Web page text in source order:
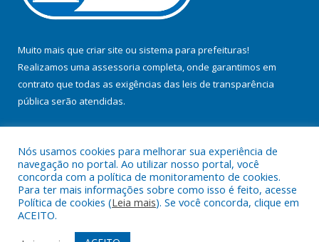
Muito mais que criar site ou sistema para prefeituras!
Realizamos uma assessoria completa, onde garantimos em
contrato que todas as exigências das leis de transparência
pública serão atendidas.
Todos os direitos reservados a Prefeitura Municipal de Jacundá.
Nós usamos cookies para melhorar sua experiência de
navegação no portal. Ao utilizar nosso portal, você
concorda com a política de monitoramento de cookies.
Para ter mais informações sobre como isso é feito, acesse
Política de cookies (Leia mais). Se você concorda, clique em
ACEITO.